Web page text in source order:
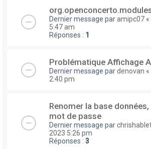
Dernier message paramipc07 «
5:47 am
Réponses : 1
Problématique Affichage
Dernier message pardenovan «
2:40 pm
Renomer la base
mot de passe
Dernier message par
2023 5:26 pm
Réponses : 3